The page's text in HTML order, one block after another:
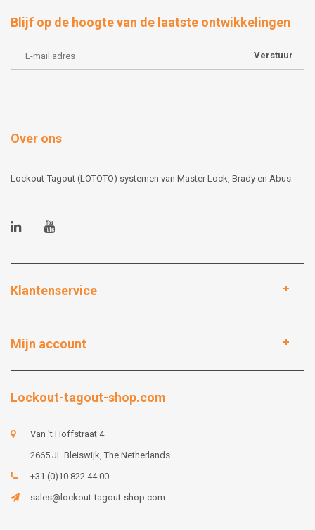
Blijf op de hoogte van de laatste ontwikkelingen
Verstuur
Over ons
Lockout-Tagout (LOTOTO) systemen van Master Lock, Brady en Abus
Klantenservice
Mijn account
Lockout-tagout-shop.com
Van 't Hoffstraat 4
2665 JL Bleiswijk, The Netherlands
+31 (0)10 822 44 00
sales@lockout-tagout-shop.com